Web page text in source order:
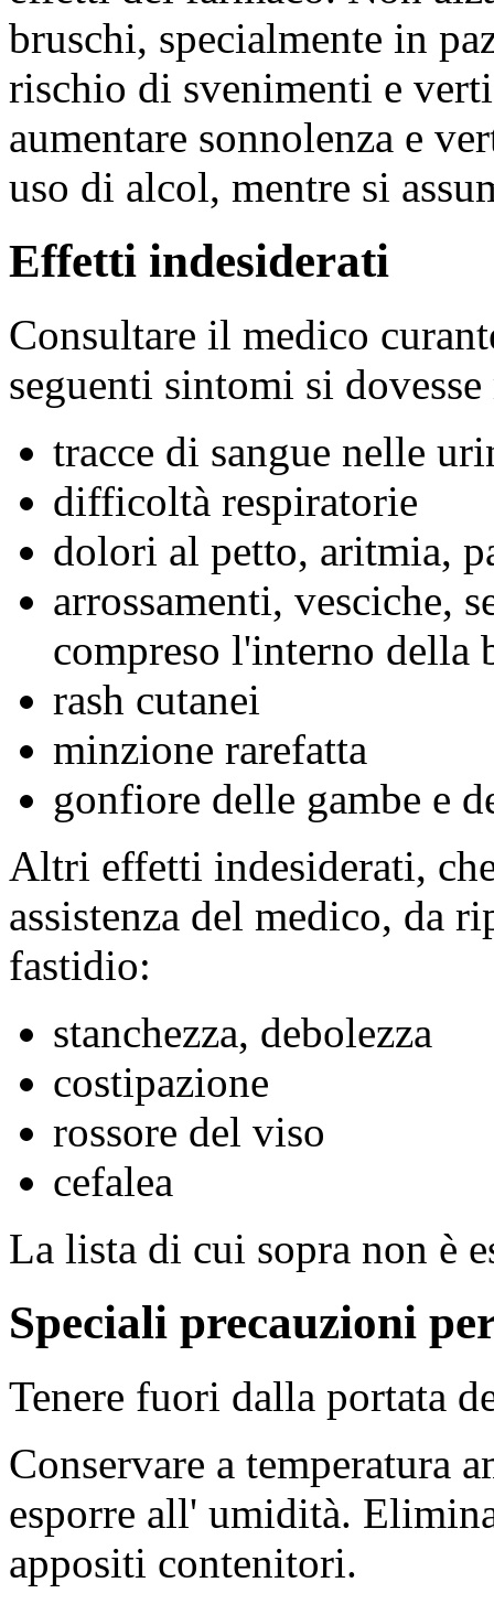
bruschi, specialmente in
rischio di svenimenti e
aumentare sonnolenza e
uso di alcol, mentre si
Effetti indesiderati
Consultare il medico
seguenti sintomi si
tracce di sangue nelle
difficoltà respiratorie
dolori al petto, aritmia,
arrossamenti, vesciche,
compreso l'interno della
rash cutanei
minzione rarefatta
gonfiore delle gambe e
Altri effetti indesiderati,
assistenza del medico, da
fastidio:
stanchezza, debolezza
costipazione
rossore del viso
cefalea
La lista di cui sopra non è
Speciali precauzioni
Tenere fuori dalla portata
Conservare a temperatura
esporre all' umidità.
appositi contenitori.